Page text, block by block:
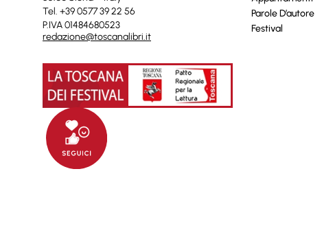
Tel. +39 0577 39 22 56
P.IVA 01484680523
redazione@toscanalibri.it
Parole D’autore
Festival